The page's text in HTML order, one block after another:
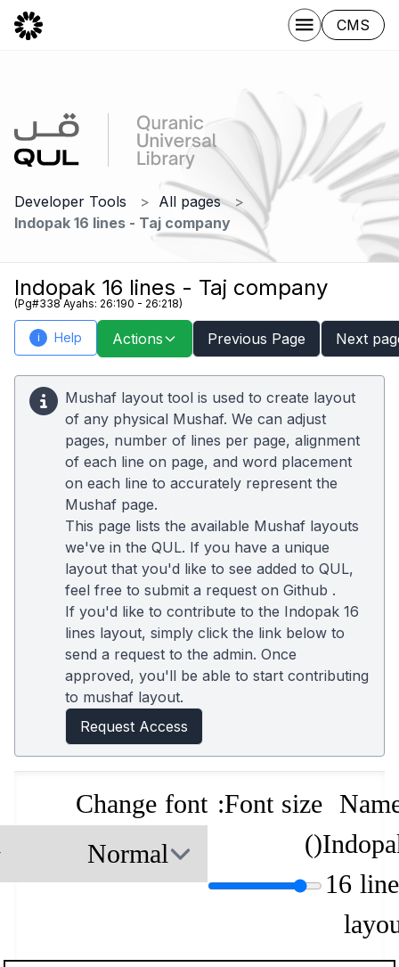
CMS
Developer Tools
All pages
Indopak 16 lines - Taj company
Indopak 16 lines - Taj company
(Pg#338 Ayahs: 26:190 - 26:218)
i Help Actions Previous Page Next
Mushaf layout tool is used to create layout
of any physical Mushaf. We can adjust
pages, number of lines per page, alignment
of each line on page, and word placement
on each line to accurately represent the
Mushaf page.
This page lists the available Mushaf layouts
we've in the QUL. If you have a unique
layout that you'd like to see added to QUL,
feel free to submit a request on Github .
If you'd like to contribute to the Indopak 16
lines layout, simply click the link below to
send a request to the admin. Once
approved, you'll be able to start contributing
to mushaf layout.
Request Access
16
Font size:
(
)
Change font